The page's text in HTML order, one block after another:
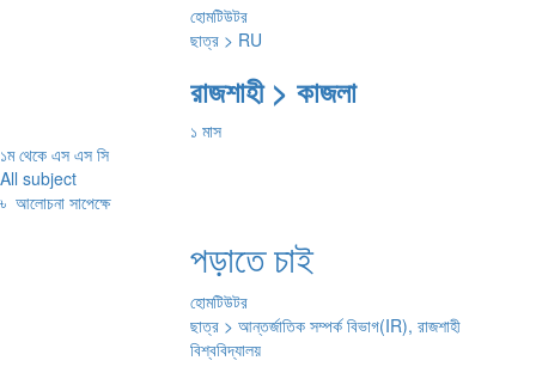
হোমটিউটর
ছাত্র > RU
রাজশাহী > কাজলা
১ মাস
১ম থেকে এস এস সি
All subject
৳ আলোচনা সাপেক্ষে
পড়াতে চাই
হোমটিউটর
ছাত্র > আন্তর্জাতিক সম্পর্ক বিভাগ(IR), রাজশাহী
বিশ্ববিদ্যালয়